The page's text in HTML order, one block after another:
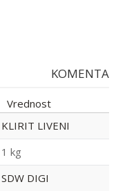
Vrednost
KLIRIT LIVENI
1 kg
SDW DIGI